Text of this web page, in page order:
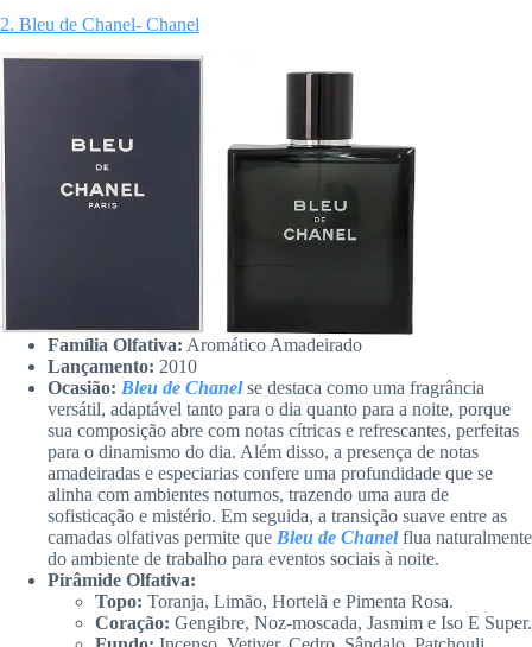
2. Bleu de Chanel- Chanel
Família Olfativa: Aromático Amadeirado
Lançamento: 2010
Ocasião: Bleu de Chanelse destaca como uma fragrância
versátil, adaptável tanto para o dia quanto para a noite, porque
sua composição abre com notas cítricas e refrescantes, perfeitas
para o dinamismo do dia. Além disso, a presença de notas
amadeiradas e especiarias confere uma profundidade que se
alinha com ambientes noturnos, trazendo uma aura de
sofisticação e mistério. Em seguida, a transição suave entre as
camadas olfativas permite que Bleu de Chanelflua naturalmente
do ambiente de trabalho para eventos sociais à noite.
Pirâmide Olfativa:
Topo: Toranja, Limão, Hortelã e Pimenta Rosa.
Coração: Gengibre, Noz-moscada, Jasmim e Iso E Super.